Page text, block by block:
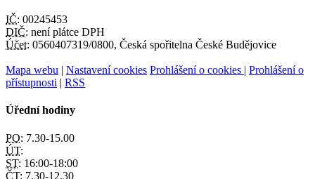
IČ: 00245453
DIČ: není plátce DPH
Účet: 0560407319/0800, Česká spořitelna České Budějovice
Mapa webu | Nastavení cookies Prohlášení o cookies | Prohlášení o
přístupnosti | RSS
Úřední hodiny
PO: 7.30-15.00
ÚT:
ST: 16:00-18:00
ČT: 7.30-12.30